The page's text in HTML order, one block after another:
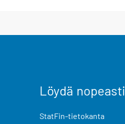
Löydä nopeasti
StatFin-tietokanta